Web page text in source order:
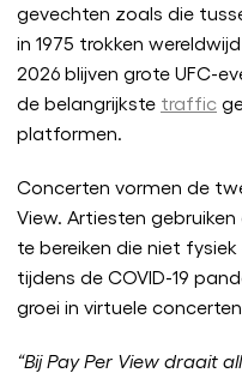
gevechten zoals die
in 1975 trokken
2026 blijven grote UFC-
de belangrijkste traffic
platformen.
Concerten vormen de
View. Artiesten
te bereiken die niet
tijdens de COVID-19
groei in virtuele concerten
“Bij Pay Per View draait